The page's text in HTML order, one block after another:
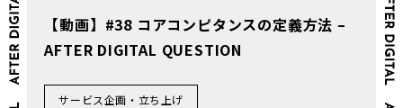
【動画】#38 コアコンピタンスの定義方法 –
AFTER DIGITAL QUESTION
サービス企画・立ち上げ